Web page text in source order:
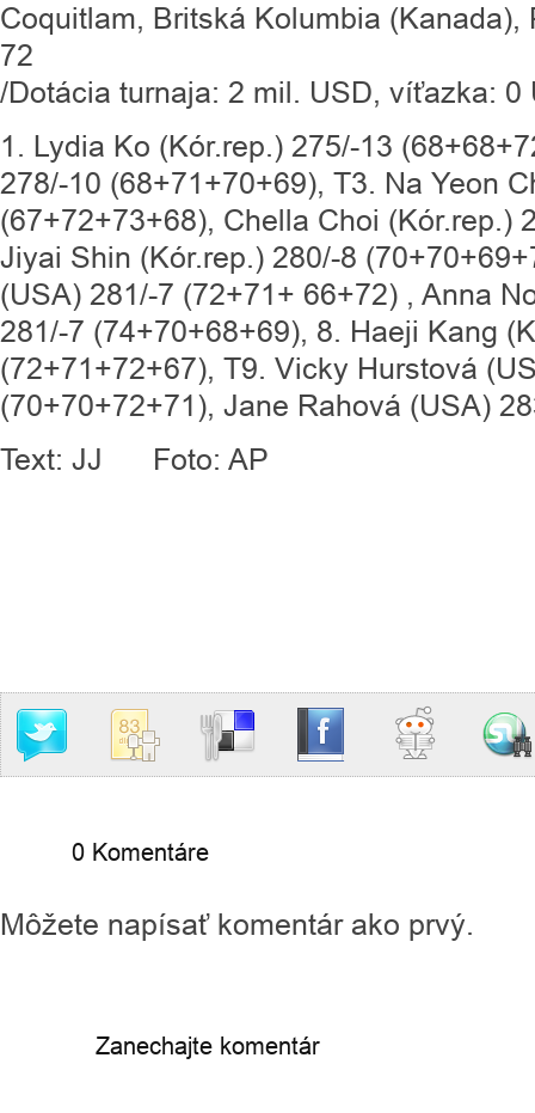
Coquitlam, Britská Kolumbia (Kanada),
/Dotácia turnaja: 2 mil. USD, víťazka: 0
1. Lydia Ko (Kór.rep.) 275/-13
278/-10 (68+71+70+69), T3. Na Yeon
(67+72+73+68), Chella Choi (Kór.rep.)
Jiyai Shin (Kór.rep.) 280/-8
(USA) 281/-7 (72+71+ 66+72) , Anna
281/-7 (74+70+68+69), 8. Haeji Kang
(72+71+72+67), T9. Vicky Hurstová
(70+70+72+71), Jane Rahová (USA)
Text: JJ Foto: AP
0 Komentáre
Môžete napísať komentár ako prvý.
Zanechajte komentár